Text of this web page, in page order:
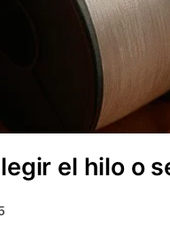
el hilo o